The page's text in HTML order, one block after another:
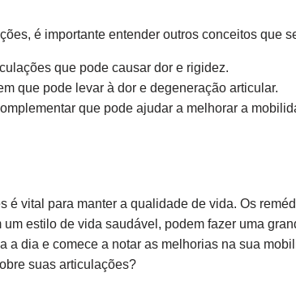
é importante entender outros conceitos que
que pode causar dor e rigidez.
que pode levar à dor e degeneração articular.
que pode ajudar a melhorar a
é vital para manter a qualidade de vida. Os
estilo de vida saudável, podem fazer uma
a dia e comece a notar as melhorias na sua
suas articulações?